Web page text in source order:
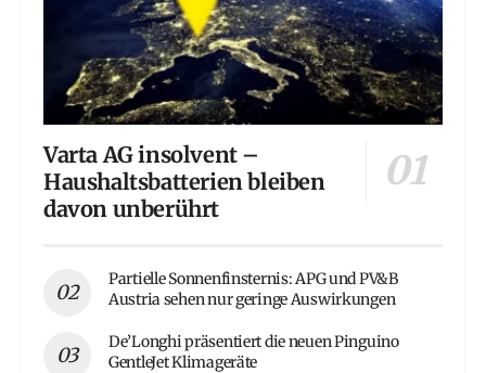
Varta AG insolvent –
Haushaltsbatterien bleiben
davon unberührt
Partielle Sonnenfinsternis: APG und PV&B
Austria sehen nur geringe Auswirkungen
De’Longhi präsentiert die neuen Pinguino
GentleJet Klimageräte